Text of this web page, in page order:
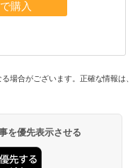
場合がございます。正確な情報は、
を優先表示させる